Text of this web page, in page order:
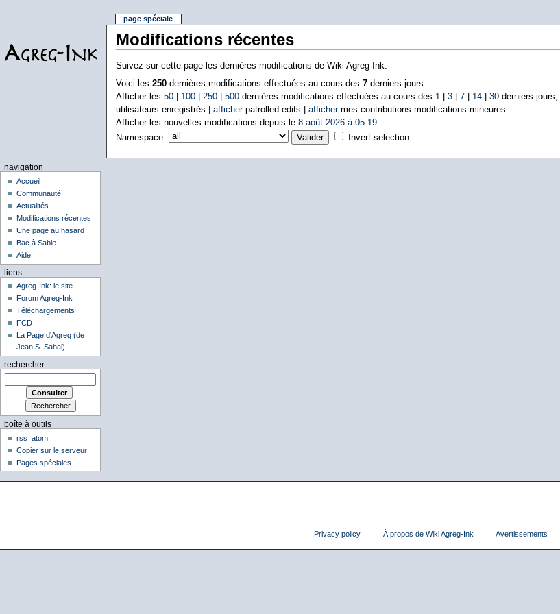
Modifications récentes
Suivez sur cette page les dernières modifications de Wiki Agreg-Ink.
Voici les 250dernières modifications effectuées au cours des 7derniers jours.
Afficher les 50| 100| 250| 500dernières modifications effectuées au cours des 1 3| 7| 14| 30derniers jours;
utilisateurs enregistrés | afficherpatrolled edits | affichermes contributions modifications mineures.
Afficher les nouvelles modifications depuis le 8 août 2026 à 05:19.
Namespace:
Invert selection
page spéciale
navigation
Accueil
Communauté
Actualités
Modifications récentes
Une page au hasard
Bac à Sable
Aide
liens
Agreg-Ink: le site
Forum Agreg-Ink
Téléchargements
FCD
La Page d'Agreg (de
Jean S. Sahai)
rechercher
boîte à outils
rss
atom
Copier sur le serveur
Pages spéciales
Privacy policy À propos de Wiki Agreg-Ink Avertissements